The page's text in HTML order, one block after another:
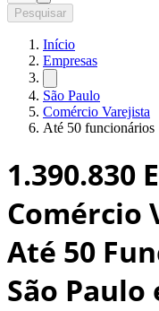
Pesquisar
Início
Empresas
São Paulo
Comércio Varejista
Até 50 funcionários
1.390.830
Comércio
Até 50
São Paulo